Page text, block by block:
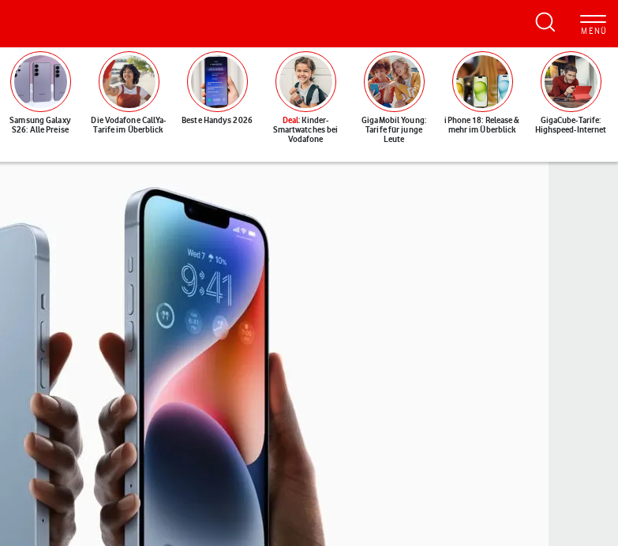
Samsung Galaxy
S26: Alle Preise
Die Vodafone CallYa-
Tarife im Überblick
Beste Handys 2026 Deal: Kinder-
Smartwatches bei
Vodafone
GigaMobil Young:
Tarife für junge
Leute
iPhone 18: Release &
mehr im Überblick
GigaCube-Tarife:
Highspeed-Internet